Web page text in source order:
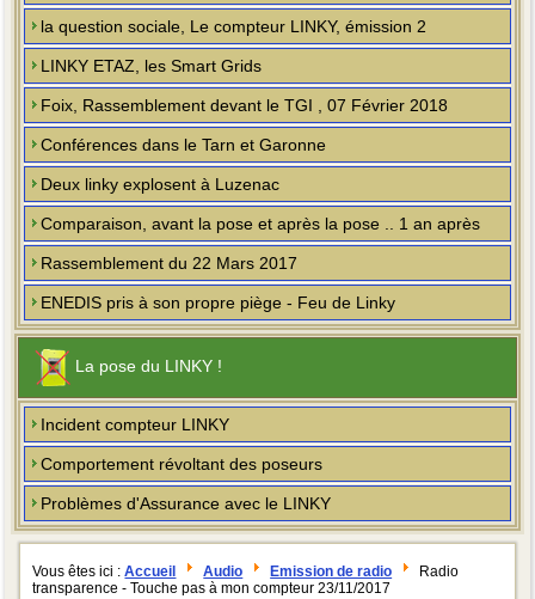
la question sociale, Le compteur LINKY, émission 2
LINKY ETAZ, les Smart Grids
Foix, Rassemblement devant le TGI , 07 Février 2018
Conférences dans le Tarn et Garonne
Deux linky explosent à Luzenac
Comparaison, avant la pose et après la pose .. 1 an après
Rassemblement du 22 Mars 2017
ENEDIS pris à son propre piège - Feu de Linky
La pose du LINKY !
Incident compteur LINKY
Comportement révoltant des poseurs
Problèmes d'Assurance avec le LINKY
Vous êtes ici :Accueil Audio Emission de radio
Radio
transparence - Touche pas à mon compteur 23/11/2017